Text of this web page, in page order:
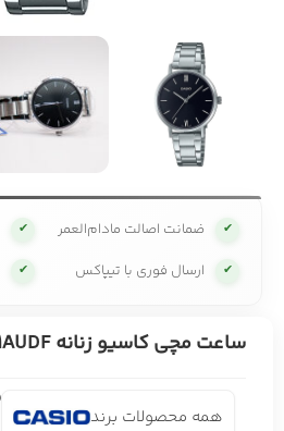
✔ ضمانت اصالت مادام‌العمر ✔
✔ ارسال فوری با تیپاکس ✔
ساعت مچی کاسیو زنانه LTP-VT02D-1AUDF
همه محصولات برند